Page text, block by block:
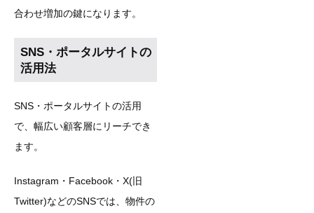
合わせ増加の鍵になります。
SNS・ポータルサイトの
活用法
SNS・ポータルサイトの活用
で、幅広い顧客層にリーチでき
ます。
Instagram・Facebook・X(旧
Twitter)などのSNSでは、物件の